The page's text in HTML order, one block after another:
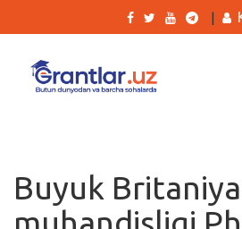
Ishlar
Buyuk